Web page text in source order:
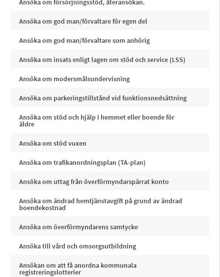
Ansöka om försörjningsstöd, återansökan.
Ansöka om god man/förvaltare för egen del
Ansöka om god man/förvaltare som anhörig
Ansöka om insats enligt lagen om stöd och service (LSS)
Ansöka om modersmålsundervisning
Ansöka om parkeringstillstånd vid funktionsnedsättning
Ansöka om stöd och hjälp i hemmet eller boende för
äldre
Ansöka om stöd vuxen
Ansöka om trafikanordningsplan (TA-plan)
Ansöka om uttag från överförmyndarspärrat konto
Ansöka om ändrad hemtjänstavgift på grund av ändrad
boendekostnad
Ansöka om överförmyndarens samtycke
Ansöka till vård och omsorgsutbildning
Ansökan om att få anordna kommunala
registreringslotterier